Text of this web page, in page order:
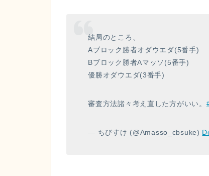
結局のところ、
Aブロック勝者オダウエダ(5番手)
Bブロック勝者Aマッソ(5番手)
優勝オダウエダ(3番手)
審査方法諸々考え直した方がいい。
— ちびすけ (@Amasso_cbsuke)